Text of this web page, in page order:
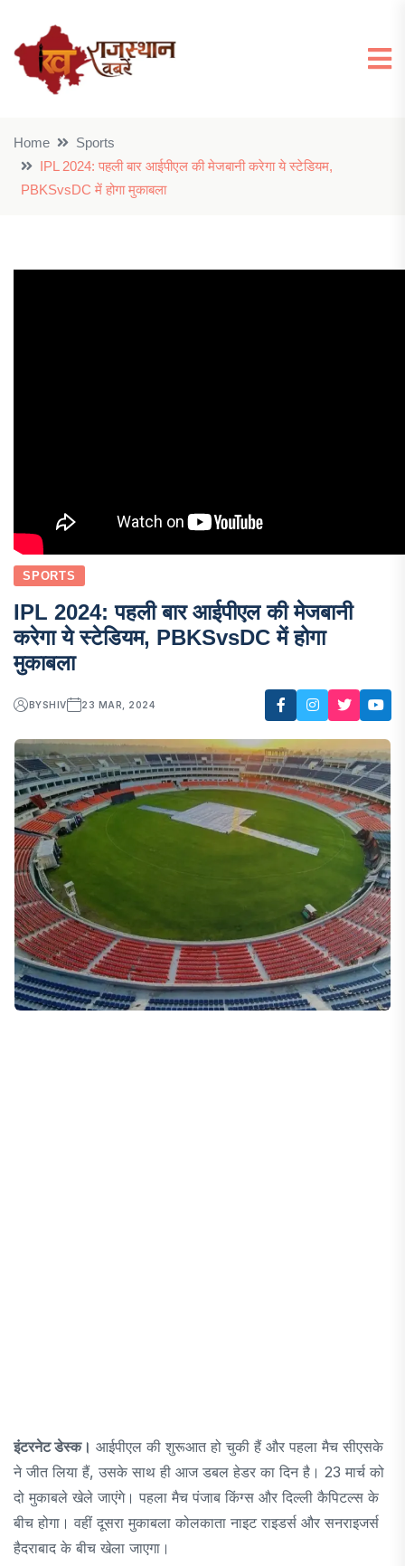
Home
Sports
IPL 2024: पहली बार आईपीएल की मेजबानी करेगा ये स्टेडियम,
PBKSvsDC में होगा मुकाबला
SPORTS
IPL 2024: पहली बार आईपीएल की मेजबानी
करेगा ये स्टेडियम, PBKSvsDC में होगा
मुकाबला
BYSHIV 23 MAR, 2024
इंटरनेट डेस्क। आईपीएल की शुरूआत हो चुकी हैं और पहला मैच सीएसके
ने जीत लिया हैं, उसके साथ ही आज डबल हेडर का दिन है। 23 मार्च को
दो मुकाबले खेले जाएंगे। पहला मैच पंजाब किंग्स और दिल्ली कैपिटल्स के
बीच होगा। वहीं दूसरा मुकाबला कोलकाता नाइट राइडर्स और सनराइजर्स
हैदराबाद के बीच खेला जाएगा।